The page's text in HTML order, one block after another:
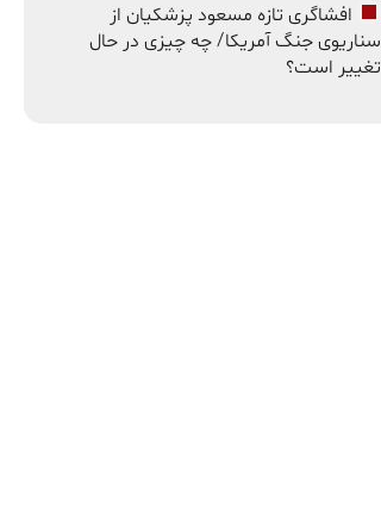
افشاگری تازه مسعود پزشکیان از
سناریوی جنگ آمریکا/ چه چیزی در حال
تغییر است؟